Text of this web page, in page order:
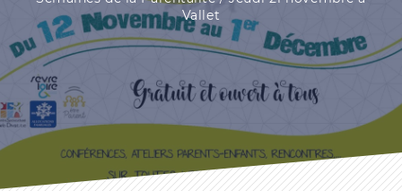
Vallet